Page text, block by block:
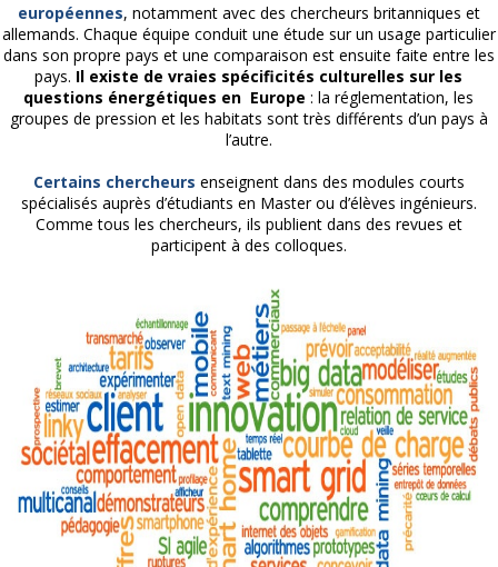
européennes, notamment avec des chercheurs britanniques et
allemands. Chaque équipe conduit une étude sur un usage particulier
dans son propre pays et une comparaison est ensuite faite entre les
pays. Il existe de vraies spécificités culturelles sur les
questions énergétiques en Europe : la réglementation, les
groupes de pression et les habitats sont très différents d’un pays à
l’autre.
Certains chercheurs enseignent dans des modules courts
spécialisés auprès d’étudiants en Master ou d’élèves ingénieurs.
Comme tous les chercheurs, ils publient dans des revues et
participent à des colloques.